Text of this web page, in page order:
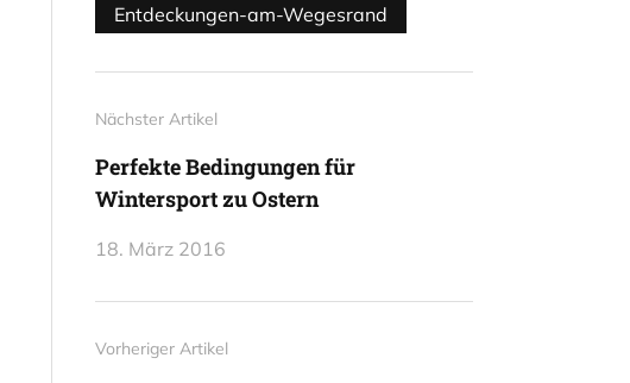
Entdeckungen-am-Wegesrand
Nächster Artikel
Perfekte Bedingungen für
Wintersport zu Ostern
18. März 2016
Vorheriger Artikel